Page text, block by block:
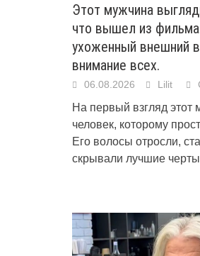
Этот мужчина
что вышел из
ухоженный внешний
внимание всех.
06.08.2026 Lilit
На первый взгляд этот
человек, которому
Его волосы отросли,
скрывали лучшие